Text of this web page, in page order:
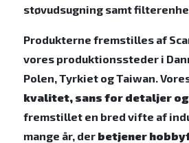
støvudsugning samt
Produkterne fremstilles af
vores produktionssteder i
Polen, Tyrkiet og Taiwan.
kvalitet, sans for detaljer
fremstillet en bred vifte af
mange år, der betjener